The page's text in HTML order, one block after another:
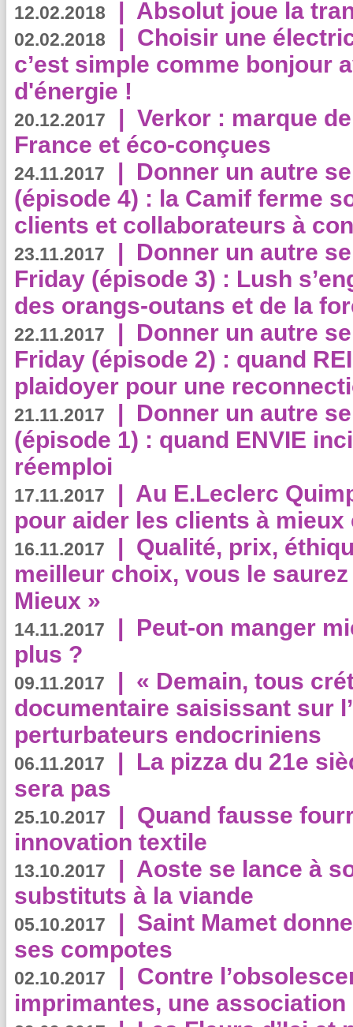
12.02.2018 | Absolut joue la
02.02.2018 | Choisir une
c’est simple comme bonjour
d'énergie !
20.12.2017 | Verkor : marque
France et éco-conçues
24.11.2017 | Donner un autre
(épisode 4) : la Camif ferme
clients et collaborateurs à
23.11.2017 | Donner un autre
Friday (épisode 3) : Lush
des orangs-outans et de la
22.11.2017 | Donner un autre
Friday (épisode 2) : quand
plaidoyer pour une
21.11.2017 | Donner un autre
(épisode 1) : quand ENVIE
réemploi
17.11.2017 | Au E.Leclerc
pour aider les clients à
16.11.2017 | Qualité, prix,
meilleur choix, vous le
Mieux »
14.11.2017 | Peut-on manger
plus ?
09.11.2017 | « Demain, tous
documentaire saisissant sur
perturbateurs endocriniens
06.11.2017 | La pizza du 21e
sera pas
25.10.2017 | Quand fausse
innovation textile
13.10.2017 | Aoste se lance à
substituts à la viande
05.10.2017 | Saint Mamet
ses compotes
02.10.2017 | Contre
imprimantes, une